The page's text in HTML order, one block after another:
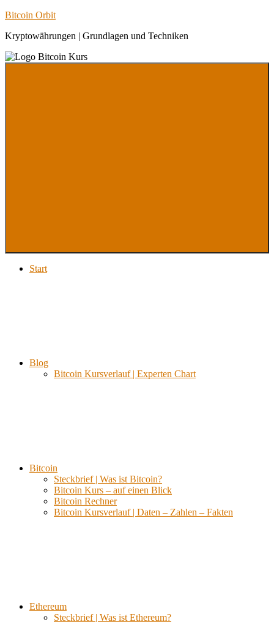
Zum
springen
Bitcoin Orbit
Kryptowährungen | Grundlagen und Techniken
Start
Blog
Bitcoin Kursverlauf | Experten Chart
Bitcoin
Steckbrief | Was ist Bitcoin?
Bitcoin Kurs – auf einen Blick
Bitcoin Rechner
Bitcoin Kursverlauf | Daten – Zahlen – Fakten
Ethereum
Steckbrief | Was ist Ethereum?